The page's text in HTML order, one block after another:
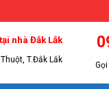
nhà Đắk Lắk
T.Đắk Lắk